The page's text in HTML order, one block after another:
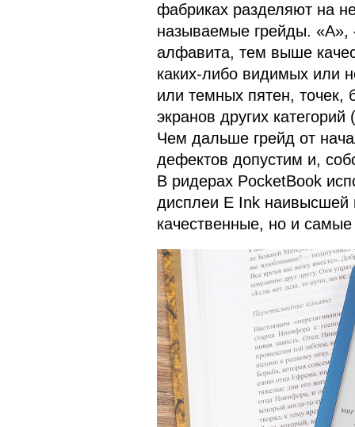
фабриках разделяют на
называемые грейды. «А»,
алфавита, тем выше
каких-либо видимых или
или темных пятен, точек,
экранов других
Чем дальше грейд от
дефектов допустим и,
В ридерах PocketBook
дисплеи E Ink наивысшей
качественные, но и самые